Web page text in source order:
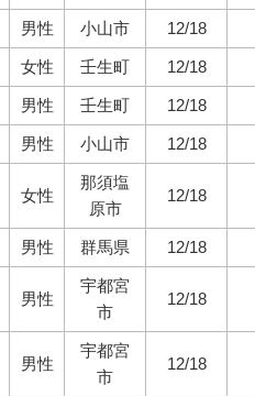
男性 小山市 12/18
女性 壬生町 12/18
男性 壬生町 12/18
男性 小山市 12/18
女性
那須塩
原市
12/18
男性 群馬県 12/18
男性
宇都宮
市
12/18
男性
宇都宮
市
12/18